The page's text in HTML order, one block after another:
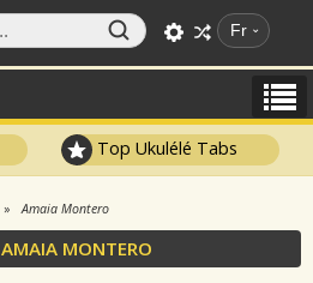
Fr
Top Ukulélé Tabs
Amaia Montero
AMAIA MONTERO